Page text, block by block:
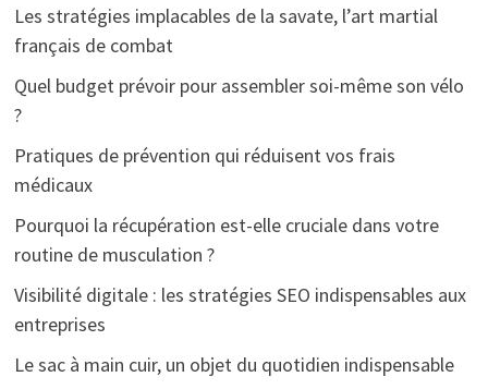
Les stratégies implacables de la savate, l’art martial
français de combat
Quel budget prévoir pour assembler soi-même son vélo
?
Pratiques de prévention qui réduisent vos frais
médicaux
Pourquoi la récupération est-elle cruciale dans votre
routine de musculation ?
Visibilité digitale : les stratégies SEO indispensables aux
entreprises
Le sac à main cuir, un objet du quotidien indispensable